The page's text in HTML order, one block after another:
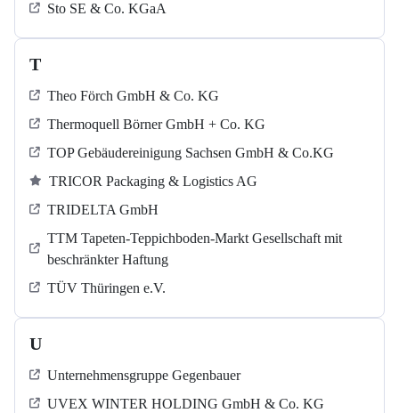
Sto SE & Co. KGaA
T
Theo Förch GmbH & Co. KG
Thermoquell Börner GmbH + Co. KG
TOP Gebäudereinigung Sachsen GmbH & Co.KG
TRICOR Packaging & Logistics AG
TRIDELTA GmbH
TTM Tapeten-Teppichboden-Markt Gesellschaft mit
beschränkter Haftung
TÜV Thüringen e.V.
U
Unternehmensgruppe Gegenbauer
UVEX WINTER HOLDING GmbH & Co. KG